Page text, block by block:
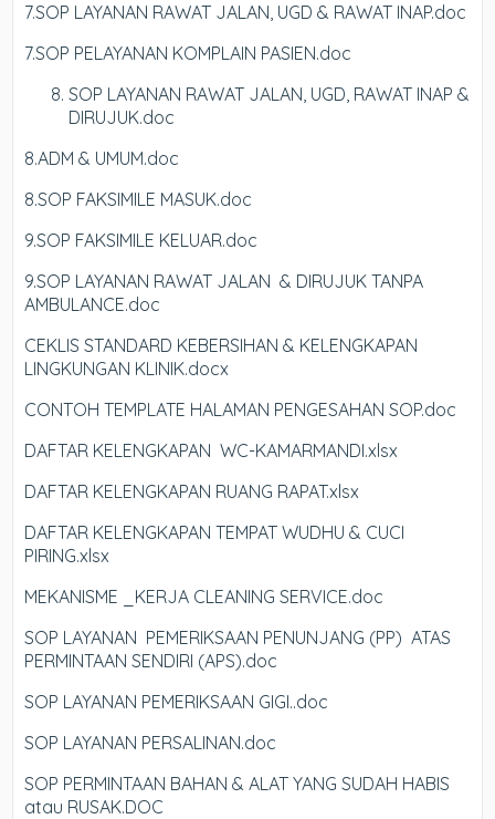
7.SOP LAYANAN RAWAT JALAN, UGD & RAWAT INAP.doc
7.SOP PELAYANAN KOMPLAIN PASIEN.doc
SOP LAYANAN RAWAT JALAN, UGD, RAWAT INAP &
DIRUJUK.doc
8.ADM & UMUM.doc
8.SOP FAKSIMILE MASUK.doc
9.SOP FAKSIMILE KELUAR.doc
9.SOP LAYANAN RAWAT JALAN & DIRUJUK TANPA
AMBULANCE.doc
CEKLIS STANDARD KEBERSIHAN & KELENGKAPAN
LINGKUNGAN KLINIK.docx
CONTOH TEMPLATE HALAMAN PENGESAHAN SOP.doc
DAFTAR KELENGKAPAN WC-KAMARMANDI.xlsx
DAFTAR KELENGKAPAN RUANG RAPAT.xlsx
DAFTAR KELENGKAPAN TEMPAT WUDHU & CUCI
PIRING.xlsx
MEKANISME _KERJA CLEANING SERVICE.doc
SOP LAYANAN PEMERIKSAAN PENUNJANG (PP) ATAS
PERMINTAAN SENDIRI (APS).doc
SOP LAYANAN PEMERIKSAAN GIGI..doc
SOP LAYANAN PERSALINAN.doc
SOP PERMINTAAN BAHAN & ALAT YANG SUDAH HABIS
atau RUSAK.DOC